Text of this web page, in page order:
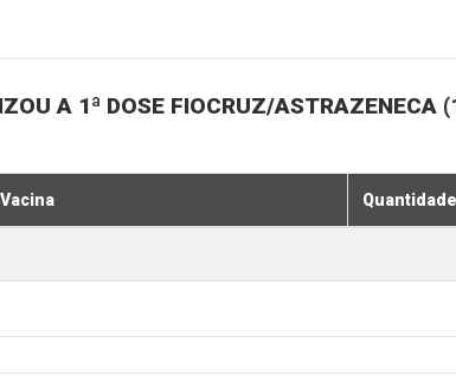
A 1ª DOSE FIOCRUZ/ASTRAZENECA
Vacina Quantidade